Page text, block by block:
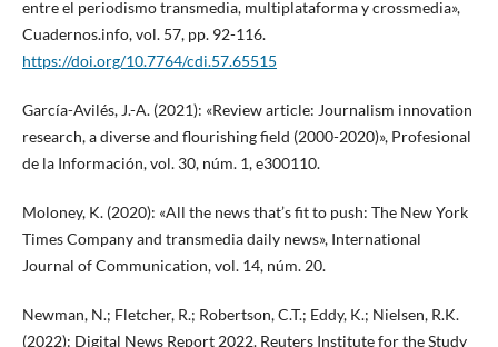
entre el periodismo transmedia, multiplataforma y crossmedia»,
Cuadernos.info, vol. 57, pp. 92-116.
https://doi.org/10.7764/cdi.57.65515
García-Avilés, J.-A. (2021): «Review article: Journalism innovation
research, a diverse and flourishing field (2000-2020)», Profesional
de la Información, vol. 30, núm. 1, e300110.
Moloney, K. (2020): «All the news that’s fit to push: The New York
Times Company and transmedia daily news», International
Journal of Communication, vol. 14, núm. 20.
Newman, N.; Fletcher, R.; Robertson, C.T.; Eddy, K.; Nielsen, R.K.
(2022): Digital News Report 2022. Reuters Institute for the Study